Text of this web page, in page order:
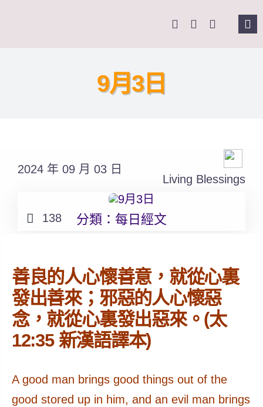
課程報名
9月3日
2024 年 09 月 03 日
Living Blessings
138 分類： 每日經文
善良的人心懷善意，就從心裏
發出善來；邪惡的人心懷惡
念，就從心裏發出惡來。(太
12:35 新漢語譯本)
A good man brings good things out of the
good stored up in him, and an evil man brings